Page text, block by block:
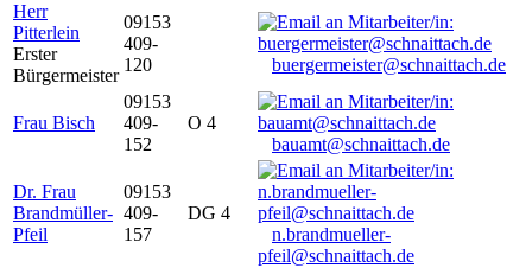
Herr
Pitterlein
Erster
Bürgermeister
09153
409-
120
buergermeister@schnaittach.de
Frau Bisch
09153
409-
152
O 4
bauamt@schnaittach.de
Dr. Frau
Brandmüller-
Pfeil
09153
409-
157
DG 4
n.brandmueller-
pfeil@schnaittach.de